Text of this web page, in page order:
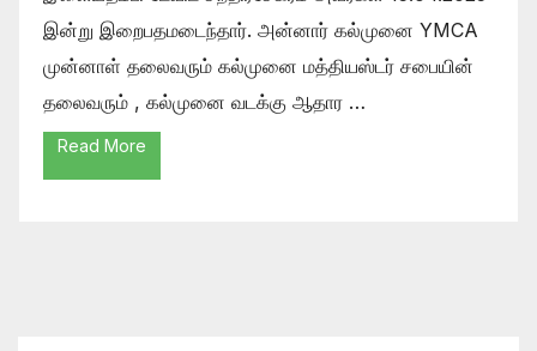
இன்று இறைபதமடைந்தார். அன்னார் கல்முனை YMCA
முன்னாள் தலைவரும் கல்முனை மத்தியஸ்டர் சபையின்
தலைவரும் , கல்முனை வடக்கு ஆதார …
Read More